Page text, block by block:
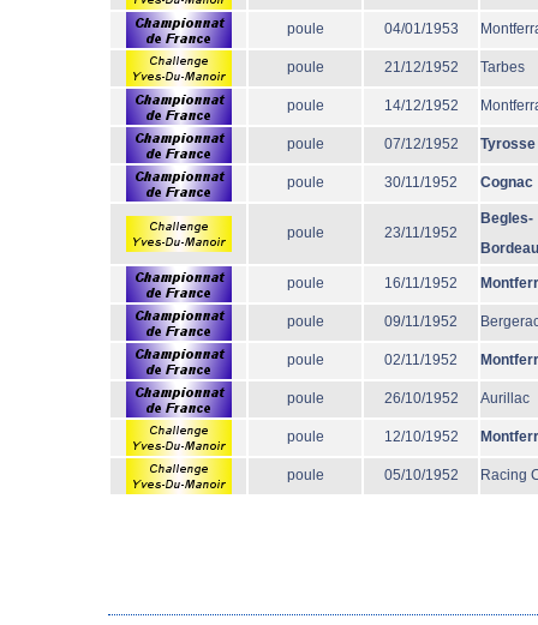
poule 04/01/1953
poule 21/12/1952 Tarbes
poule 14/12/1952
poule 07/12/1952 Tyrosse
poule 30/11/1952 Cognac
poule 23/11/1952
Begles-
poule 16/11/1952
poule 09/11/1952
poule 02/11/1952
poule 26/10/1952 Aurillac
poule 12/10/1952
poule 05/10/1952 Racing